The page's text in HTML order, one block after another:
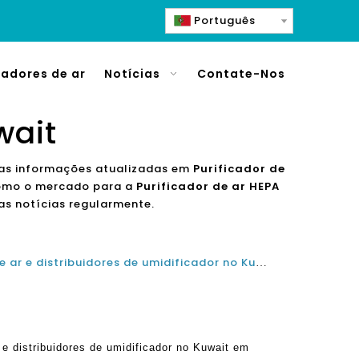
Português
de ar Notícias Contate-Nos
informações atualizadas em Purificador de
o mercado para a Purificador de ar HEPA
notícias regularmente.
Qual é o melhor purificador de ar e distribuidores de umidificador no Kuwait em 2021 e 2022?
distribuidores de umidificador no Kuwait em